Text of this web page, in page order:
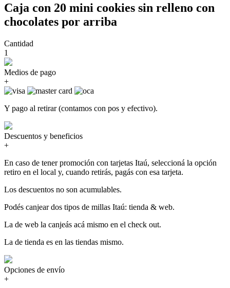
Caja con 20 mini cookies sin relleno con
chocolates por arriba
Cantidad
1
Medios de pago
+
Y pago al retirar (contamos con pos y efectivo).
Descuentos y beneficios
+
En caso de tener promoción con tarjetas Itaú, seleccioná la opción
retiro en el local y, cuando retirás, pagás con esa tarjeta.
Los descuentos no son acumulables.
Podés canjear dos tipos de millas Itaú: tienda & web.
La de web la canjeás acá mismo en el check out.
La de tienda es en las tiendas mismo.
Opciones de envío
+